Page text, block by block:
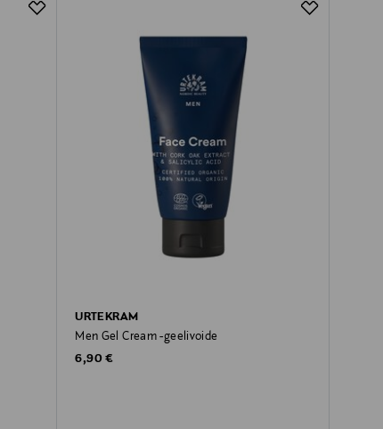
URTEKRAM
Men Gel Cream -geelivoide
Original Price
6,90 €